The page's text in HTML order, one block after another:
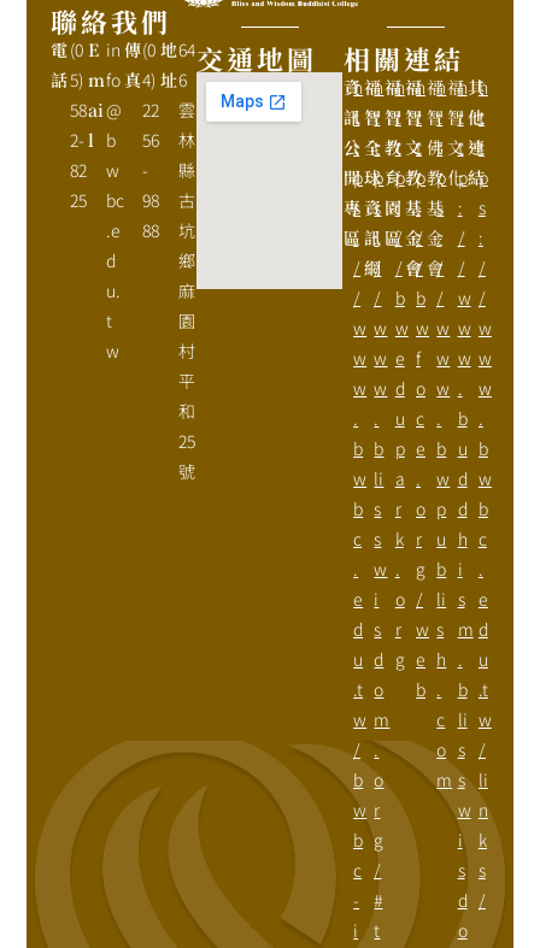
聯絡我們
電
話
(0
5)
58
2-
82
25
E
m
ai
l
in
fo
@
b
w
bc
.e
d
u.
t
w
傳
真
(0
4)
22
56
-
98
88
地
址
64
6
雲
林
縣
古
坑
鄉
麻
園
村
平
和
25
號
交通地圖 相關連結
資
訊
公
開
專
區
h
t
t
p
s
:
/
/
w
w
w
.
b
w
b
c
.
e
d
u
.t
w
/
b
w
b
c
-
i
福
智
全
球
資
訊
網
h
t
t
p
s
:
/
/
w
w
w
.
b
li
s
s
w
i
s
d
o
m
.
o
r
g
/
#
t
福
智
教
育
園
區
h
t
t
p
:
/
/
b
w
e
d
u
p
a
r
k
.
o
r
g
福
智
文
教
基
金
會
h
t
t
p
:
/
/
b
w
f
o
c
e
.
o
r
g
/
w
e
b
福
智
佛
教
基
金
會
h
t
t
p
s
:
/
/
w
w
w
.
b
w
p
u
b
li
s
h
.
c
o
m
福
智
文
化
h
t
t
p
:
/
/
w
w
w
.
b
u
d
d
h
i
s
m
.
b
li
s
s
w
i
s
d
o
其
他
連
結
h
t
t
p
s
:
/
/
w
w
w
.
b
w
b
c
.
e
d
u
.t
w
/
li
n
k
s
/